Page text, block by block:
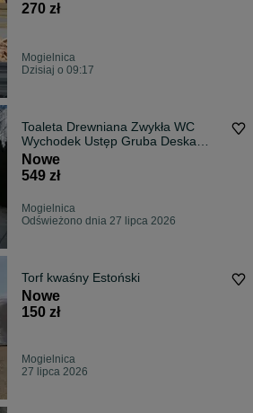
270 zł
Mogielnica
Dzisiaj o 09:17
Toaleta Drewniana Zwykła WC
Wychodek Ustęp Gruba Deska
2.5cm PROMOCJA
Nowe
549 zł
Mogielnica
Odświeżono dnia 27 lipca 2026
Torf kwaśny Estoński
Nowe
150 zł
Mogielnica
27 lipca 2026